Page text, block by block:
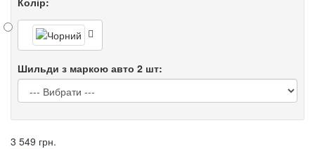
Шильди з маркою авто 2 шт:
3 549 грн.